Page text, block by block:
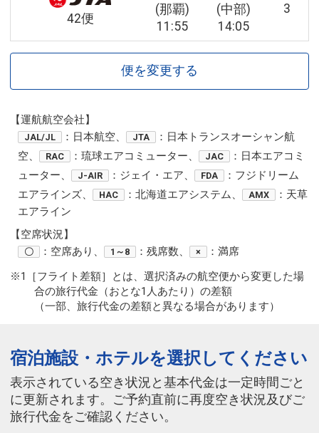
42便
(那覇)
11:55
(中部)
14:05
3
便を変更する
【運航航空会社】
JAL/JL ：日本航空、 JTA
：日本トランスオーシャン航
空、
RAC ：琉球エアコミューター、 JAC
：日本エアコミ
ューター、
J-AIR ：ジェイ・エア、 FDA
：フジドリーム
エアラインズ、
HAC ：北海道エアシステム、 AMX
：天草
エアライン
【空席状況】
〇 ：空席あり、 1～8 ：残席数、 ×
：満席
※1［フライト差額］とは、選択済みの航空便から変更した場
合の旅行代金（おとな1人あたり）の差額
（一部、旅行代金の差額と異なる場合があります）
宿泊施設・ホテルを選択してください
表示されている空き状況と基本代金は一定時間ごと
に更新されます。ご予約直前に再度空き状況及びご
旅行代金をご確認ください。